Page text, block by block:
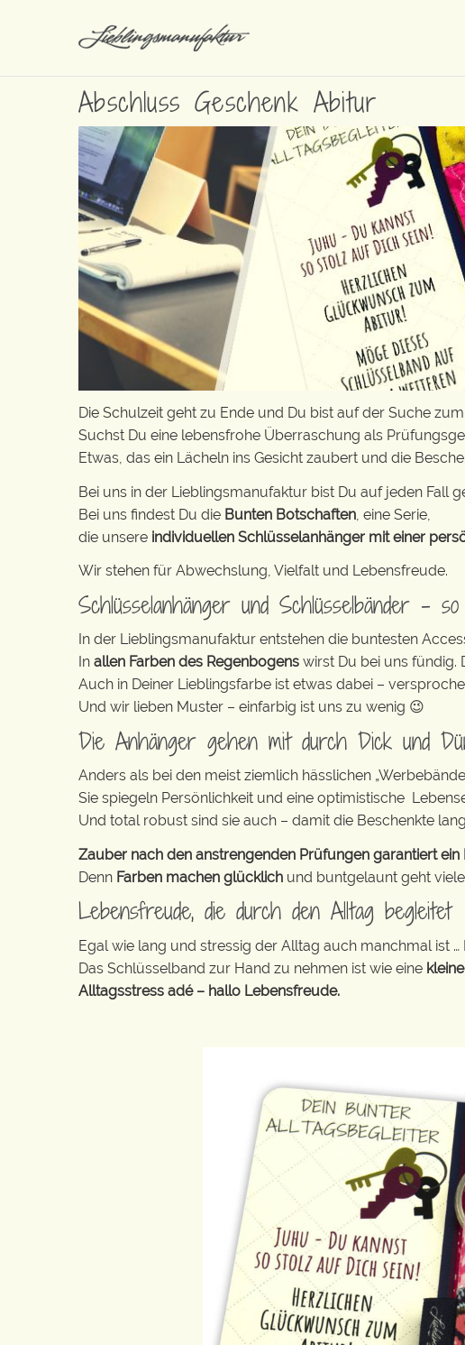
Abschluss Geschenk Abitur
Die Schulzeit geht zu Ende und Du bist auf der Suche
Suchst Du eine lebensfrohe Überraschung als
Etwas, das ein Lächeln ins Gesicht zaubert und die
Bei uns in der Lieblingsmanufaktur bist Du auf jeden Fall
Bei uns findest Du die Bunten Botschaften , eine Serie,
die unsere individuellen Schlüsselanhänger mit einer
Wir stehen für Abwechslung, Vielfalt und Lebensfreude.
Schlüsselanhänger und Schlüsselbänder –
In der Lieblingsmanufaktur entstehen die buntesten
In allen Farben des Regenbogens wirst Du bei uns fündig.
Auch in Deiner Lieblingsfarbe ist etwas dabei –
Und wir lieben Muster – einfarbig ist uns zu wenig 😉
Die Anhänger gehen mit durch Dick und
Anders als bei den meist ziemlich hässlichen
Sie spiegeln Persönlichkeit und eine optimistische
Und total robust sind sie auch – damit die Beschenkte
Zauber nach den anstrengenden Prüfungen garantiert ein
Denn Farben machen glücklich und buntgelaunt geht
Lebensfreude, die durch den Alltag begleitet
Egal wie lang und stressig der Alltag auch manchmal ist
Das Schlüsselband zur Hand zu nehmen ist wie eine
Alltagsstress adé – hallo Lebensfreude.